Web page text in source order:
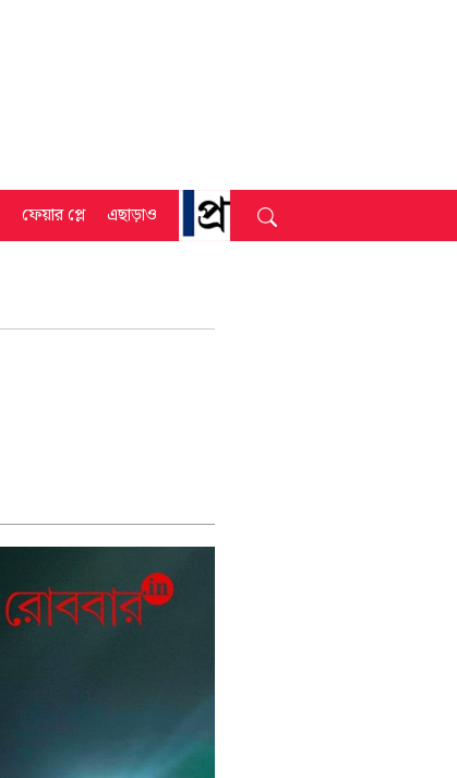
ফেয়ার প্লে এছাড়াও